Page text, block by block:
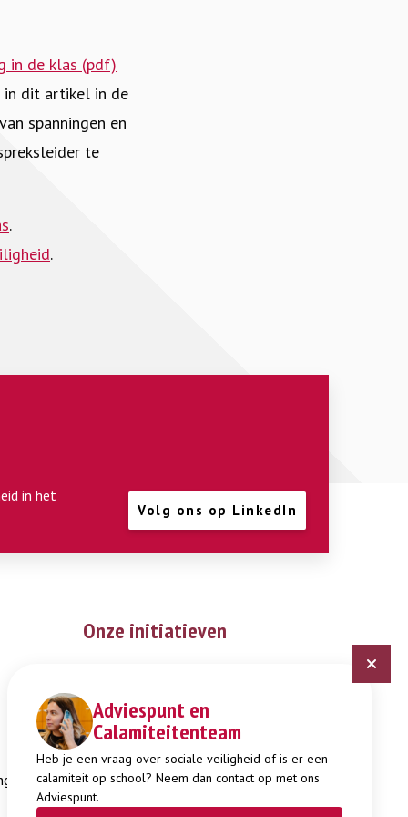
Adviespunt en
Calamiteitenteam
Heb je een vraag over sociale veiligheid of is er een
calamiteit op school? Neem dan contact op met ons
Adviespunt.
in de klas (pdf)
in dit artikel in de
spanningen en
te
.
.
in het
Volg ons op LinkedIn
Onze initiatieven
Expertisepunt Burgerschap
Gendi
Week tegen Pesten